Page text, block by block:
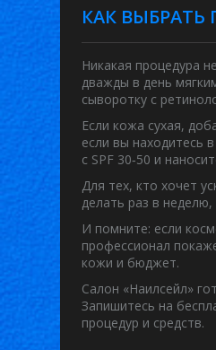
КАК
Никакая процедура
дважды в день
сыворотку с
Если кожа сухая,
если вы находитесь
с SPF 30‑50 и
Для тех, кто хочет
делать раз в
И помните: если
профессионал
кожи и бюджет.
Салон «Наилсейл»
Запишитесь на
процедур и средств.